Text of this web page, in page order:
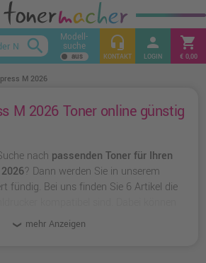
keyboard_arrow_up
search Modell-
suche headset_mic
KONTAKT
person
LOGIN
shopping_cart
€ 0,00
M 2026
M 2026 Toner online günstig
nach passenden Toner für Ihren
? Dann werden Sie in unserem
fündig. Bei uns finden Sie 6 Artikel die
von Samsung
greifen.
mehr Anzeigen